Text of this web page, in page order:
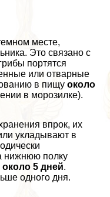
месте,
Это связано с
портятся
или отварные
в пищу около
в морозилке).
впрок, их
укладывают в
нижнюю полку
около 5 дней.
одного дня.